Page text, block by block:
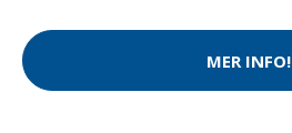
MER INFO!